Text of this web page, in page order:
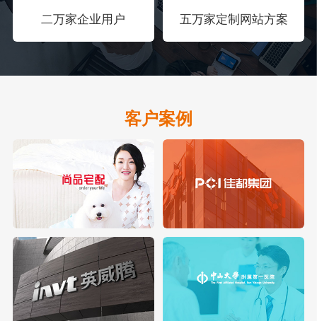
二万家企业用户 五万家定制网站方案
客户案例